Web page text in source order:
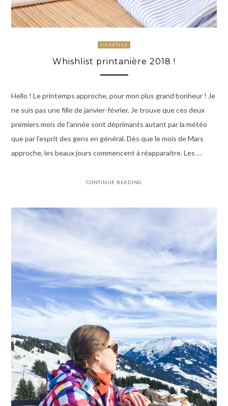
LIFESTYLE
Whishlist printanière 2018 !
Hello ! Le printemps approche, pour mon plus grand bonheur ! Je
ne suis pas une fille de janvier-février. Je trouve que ces deux
premiers mois de l’année sont déprimants autant par la météo
que par l’esprit des gens en général. Dès que le mois de Mars
approche, les beaux jours commencent à réapparaitre. Les …
CONTINUE READING